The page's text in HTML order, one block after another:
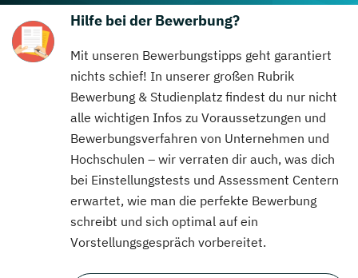
Hilfe bei der Bewerbung?
Mit unseren Bewerbungstipps geht garantiert
nichts schief! In unserer großen Rubrik
Bewerbung & Studienplatz findest du nur nicht
alle wichtigen Infos zu Voraussetzungen und
Bewerbungsverfahren von Unternehmen und
Hochschulen – wir verraten dir auch, was dich
bei Einstellungstests und Assessment Centern
erwartet, wie man die perfekte Bewerbung
schreibt und sich optimal auf ein
Vorstellungsgespräch vorbereitet.